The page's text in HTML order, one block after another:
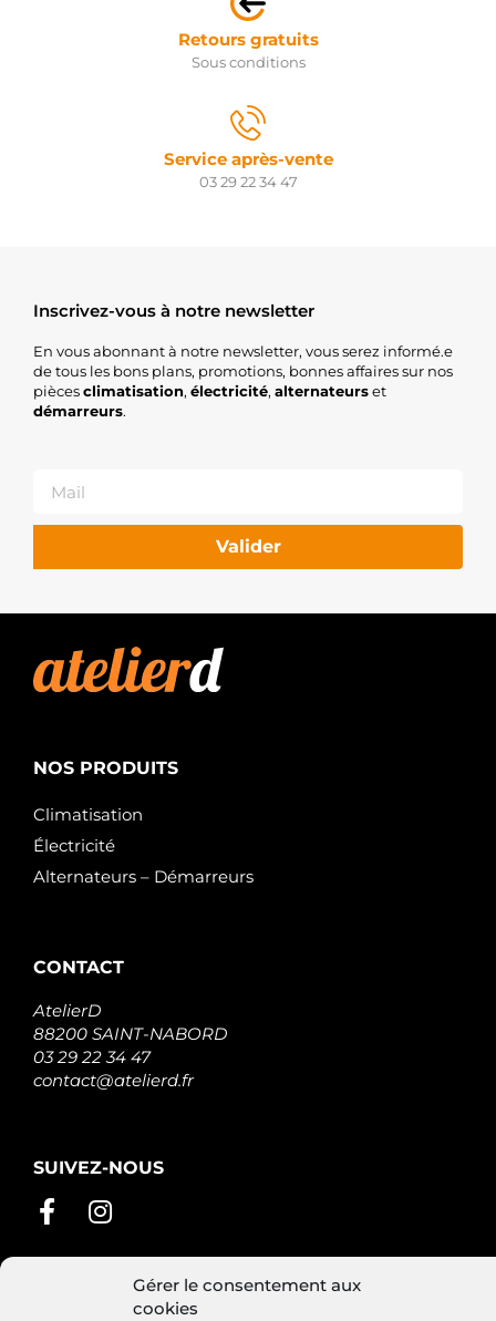
Gérer le consentement aux
cookies
Retours gratuits
Sous conditions
Service après-vente
03 29 22 34 47
Inscrivez-vous à notre newsletter
En vous abonnant à notre newsletter, vous serez informé.e
de tous les bons plans, promotions, bonnes affaires sur nos
piècesclimatisation, électricité, alternateurset
démarreurs.
Valider
NOS PRODUITS
Climatisation
Électricité
Alternateurs – Démarreurs
CONTACT
AtelierD
88200 SAINT-NABORD
03 29 22 34 47
contact@atelierd.fr
SUIVEZ-NOUS